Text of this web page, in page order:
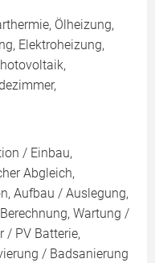
Ölheizung,
Elektroheizung,
/ Einbau,
Abgleich,
Aufbau / Auslegung,
Wartung /
/ PV Batterie,
/ Badsanierung